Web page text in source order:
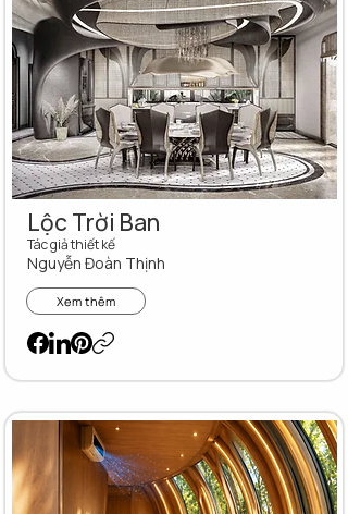
Lộc Trời Ban
Tác giả thiết kế
Nguyễn Đoàn Thịnh
Xem thêm